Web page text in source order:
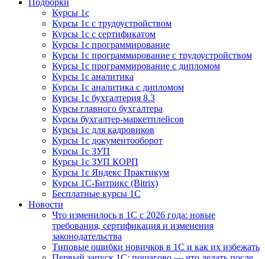
Подборки
Курсы 1с
Курсы 1с с трудоустройством
Курсы 1с с сертификатом
Курсы 1с программирование
Курсы 1с программирование с трудоустройством
Курсы 1с программирование с дипломом
Курсы 1с аналитика
Курсы 1с аналитика с дипломом
Курсы 1с бухгалтерия 8.3
Курсы главного бухгалтера
Курсы бухгалтер-маркетплейсов
Курсы 1с для кадровиков
Курсы 1с документооборот
Курсы 1с ЗУП
Курсы 1с ЗУП КОРП
Курсы 1с Яндекс Практикум
Курсы 1С-Битрикс (Bitrix)
Бесплатные курсы 1С
Новости
Что изменилось в 1С с 2026 года: новые
требования, сертификация и изменения
законодательства
Типовые ошибки новичков в 1С и как их избежать